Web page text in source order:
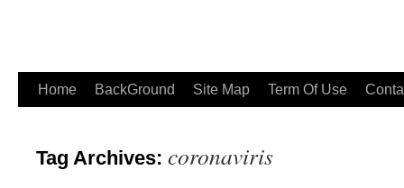
Home BackGround Site Map Term Of Use
Tag Archives: coronaviris